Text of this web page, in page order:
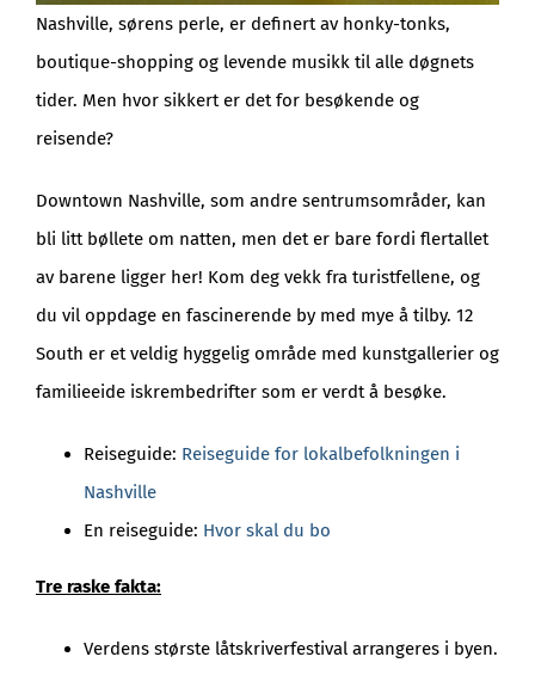
Nashville, sørens perle, er definert av honky-tonks,
boutique-shopping og levende musikk til alle døgnets
tider. Men hvor sikkert er det for besøkende og
reisende?
Downtown Nashville, som andre sentrumsområder, kan
bli litt bøllete om natten, men det er bare fordi flertallet
av barene ligger her! Kom deg vekk fra turistfellene, og
du vil oppdage en fascinerende by med mye å tilby. 12
South er et veldig hyggelig område med kunstgallerier og
familieeide iskrembedrifter som er verdt å besøke.
Reiseguide: Reiseguide for lokalbefolkningen i
Nashville
En reiseguide: Hvor skal du bo
Tre raske fakta:
Verdens største låtskriverfestival arrangeres i byen.